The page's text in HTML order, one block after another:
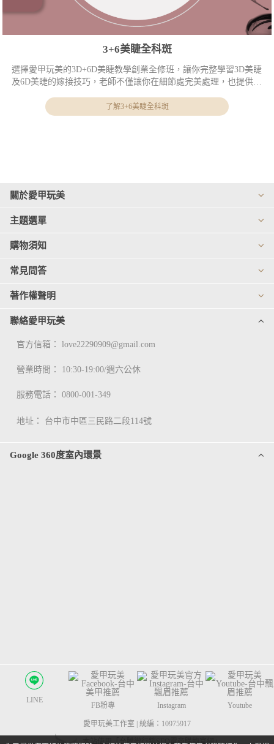
3+6美睫全科斑
選擇愛甲玩美的3D+6D美睫教學創業全修班，讓你完整學習3D美睫
及6D美睫的嫁接技巧，老師不僅讓你在細節處完美處理，也提供相
了解3+6美睫全科斑
關於愛甲玩美
主題選單
購物須知
常見問答
著作權聲明
聯絡愛甲玩美
官方信箱： love22290909@gmail.com
營業時間： 10:30-19:00/週六公休
服務電話： 0800-001-349
地址： 台中市中區三民路二段114號
Google 360度室內環景
LINE
FB粉專 Instagram Youtube
愛甲玩美工作室 | 統編：10975917
本站使用「允騰微行銷SEO電商購物官網」